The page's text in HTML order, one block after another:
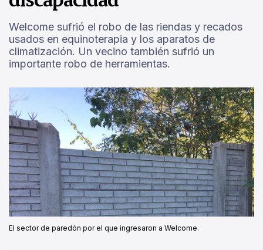
Welcome sufrió el robo de las riendas y recados
usados en equinoterapia y los aparatos de
climatización. Un vecino también sufrió un
importante robo de herramientas.
El sector de paredón por el que ingresaron a Welcome.